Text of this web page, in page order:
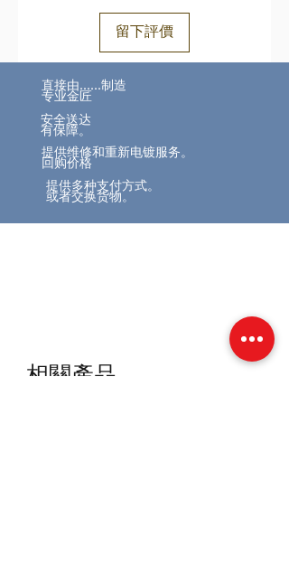
สมาคมทอง
https://www.goldtraders.or.th/
ตรวจสอบเงื่อนไขและการรับประกันสินค้า
https://www.tamajewelry.com/faq
留下評價
直接由……制造
专业金匠
安全送达
有保障。
提供维修和重新电镀服务。
回购价格
提供多种支付方式。
或者交换货物。
相關產品